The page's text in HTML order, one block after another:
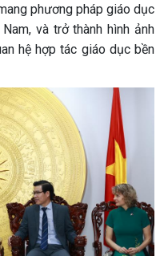
phương pháp giáo dục
và trở thành hình ảnh
hệ hợp tác giáo dục bền